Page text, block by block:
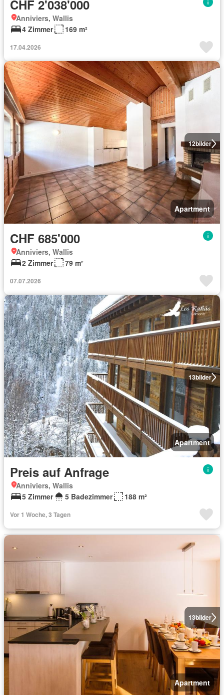
CHF 2'038'000
Anniviers, Wallis
4 Zimmer
169 m²
17.04.2026
12bilder
Apartment
CHF 685'000
Anniviers, Wallis
2 Zimmer
79 m²
07.07.2026
13bilder
Apartment
Preis auf Anfrage
Anniviers, Wallis
5 Zimmer
5 Badezimmer 188 m²
Vor 1 Woche, 3 Tagen
13bilder
Apartment